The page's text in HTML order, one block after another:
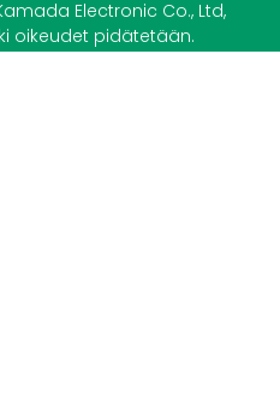
Electronic Co., Ltd,
oikeudet pidätetään.